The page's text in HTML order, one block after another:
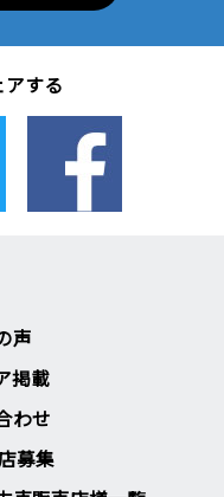
アする
声
掲載
わせ
募集